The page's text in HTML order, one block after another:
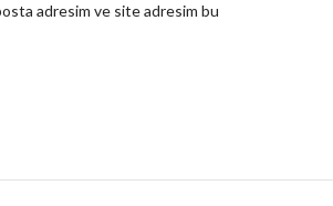
adresim ve site adresim bu